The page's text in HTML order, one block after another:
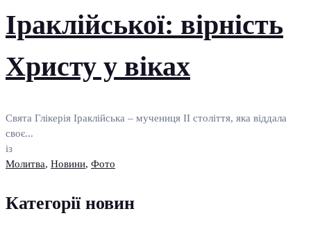
Іраклійської: вірність
Христу у віках
Свята Глікерія Іраклійська – мучениця II століття, яка віддала
своє...
із
Молитва, Новини, Фото
Категорії новин